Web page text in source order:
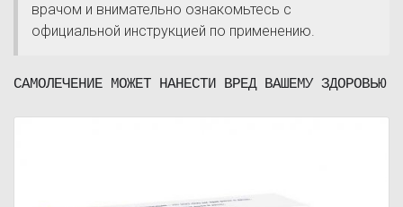
врачом и внимательно ознакомьтесь с
официальной инструкцией по применению.
САМОЛЕЧЕНИЕ МОЖЕТ НАНЕСТИ ВРЕД ВАШЕМУ ЗДОРОВЬЮ